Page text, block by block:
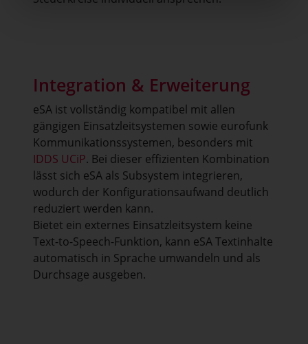
Integration & Erweiterung
eSA ist vollständig kompatibel mit allen
gängigen Einsatzleitsystemen sowie eurofunk
Kommunikationssystemen, besonders mit
IDDS UCiP. Bei dieser effizienten Kombination
lässt sich eSA als Subsystem integrieren,
wodurch der Konfigurationsaufwand deutlich
reduziert werden kann.
Bietet ein externes Einsatzleitsystem keine
Text-to-Speech-Funktion, kann eSA Textinhalte
automatisch in Sprache umwandeln und als
Durchsage ausgeben.